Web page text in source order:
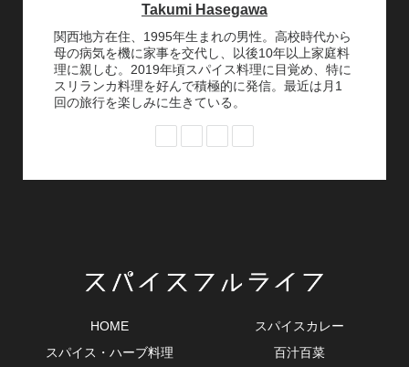
Takumi Hasegawa
関西地方在住、1995年生まれの男性。高校時代から
母の病気を機に家事を交代し、以後10年以上家庭料
理に親しむ。2019年頃スパイス料理に目覚め、特に
スリランカ料理を好んで積極的に発信。最近は月1
回の旅行を楽しみに生きている。
HOME
スパイスカレー
スパイス・ハーブ料理
百汁百菜